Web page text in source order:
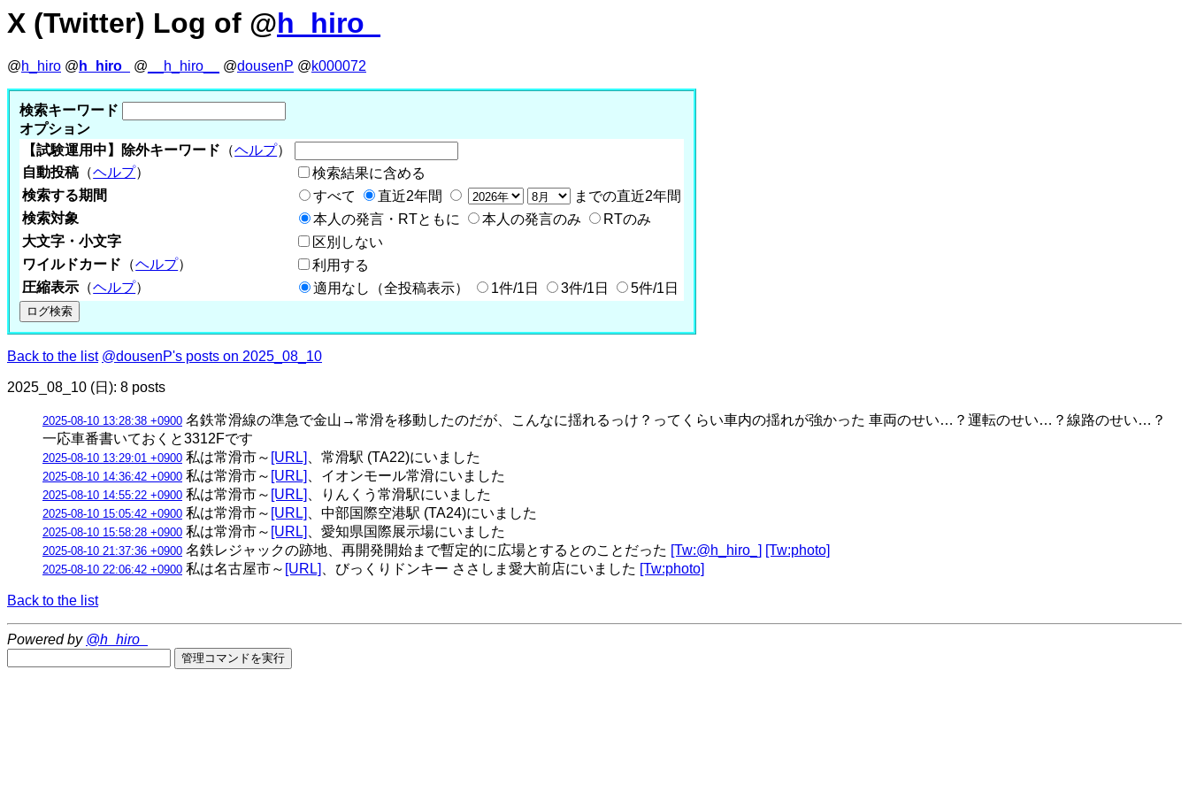
X (Twitter) Log of @h_hiro_
@h_hiro @ h_hiro_ @ __h_hiro__ @dousenP @k000072
検索キーワード
オプション
【試験運用中】除外キーワード （ヘルプ）
自動投稿 （ヘルプ）
検索結果に含める
検索する期間
すべて 直近2年間
までの直近2年間
検索対象
本人の発言・RTともに 本人の発言のみ
RTのみ
大文字・小文字
区別しない
ワイルドカード （ヘルプ）
利用する
圧縮表示 （ヘルプ） 適用なし（全投稿表示） 1件/1日 3件/1日 5件/1日
Back to the list @dousenP's posts on 2025_08_10
2025_08_10 (日): 8 posts
2025-08-10 13:28:38 +0900 名鉄常滑線の準急で金山→常滑を移動したのだが、こんなに揺れるっけ？ってくらい車内の揺れが強かった 車両のせい…？運転のせい…？線路のせい…？
一応車番書いておくと3312Fです
2025-08-10 13:29:01 +0900 私は常滑市～ [URL] 、常滑駅 (TA22)にいました
2025-08-10 14:36:42 +0900 私は常滑市～ [URL] 、イオンモール常滑にいました
2025-08-10 14:55:22 +0900 私は常滑市～ [URL] 、りんくう常滑駅にいました
2025-08-10 15:05:42 +0900 私は常滑市～ [URL] 、中部国際空港駅 (TA24)にいました
2025-08-10 15:58:28 +0900 私は常滑市～ [URL] 、愛知県国際展示場にいました
2025-08-10 21:37:36 +0900 名鉄レジャックの跡地、再開発開始まで暫定的に広場とするとのことだった [Tw:@h_hiro_] [Tw:photo]
2025-08-10 22:06:42 +0900 私は名古屋市～ [URL] 、びっくりドンキー ささしま愛大前店にいました [Tw:photo]
Back to the list
Powered by @h_hiro_